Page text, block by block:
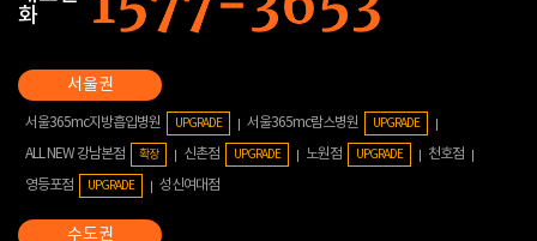
화
서울365mc지방흡입병원 UPGRADE 서울365mc람스병원 UPGRADE
ALL NEW 강남본점 확장 신촌점 UPGRADE 노원점 UPGRADE
천호점
영등포점
UPGRADE 성신여대점